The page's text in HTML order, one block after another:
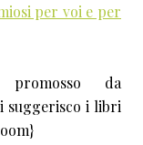
per voi e per
da
suggerisco i libri